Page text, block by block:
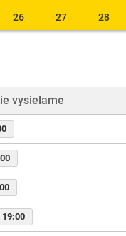
26 27 28
vysielame
19:00